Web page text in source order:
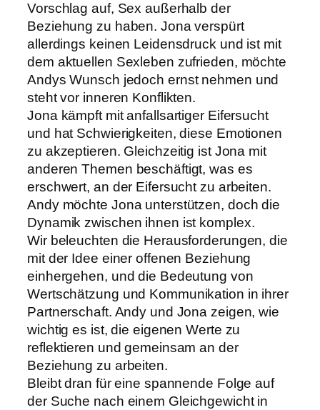
Vorschlag auf, Sex außerhalb der
Beziehung zu haben. Jona verspürt
allerdings keinen Leidensdruck und ist mit
dem aktuellen Sexleben zufrieden, möchte
Andys Wunsch jedoch ernst nehmen und
steht vor inneren Konflikten.
Jona kämpft mit anfallsartiger Eifersucht
und hat Schwierigkeiten, diese Emotionen
zu akzeptieren. Gleichzeitig ist Jona mit
anderen Themen beschäftigt, was es
erschwert, an der Eifersucht zu arbeiten.
Andy möchte Jona unterstützen, doch die
Dynamik zwischen ihnen ist komplex.
Wir beleuchten die Herausforderungen, die
mit der Idee einer offenen Beziehung
einhergehen, und die Bedeutung von
Wertschätzung und Kommunikation in ihrer
Partnerschaft. Andy und Jona zeigen, wie
wichtig es ist, die eigenen Werte zu
reflektieren und gemeinsam an der
Beziehung zu arbeiten.
Bleibt dran für eine spannende Folge auf
der Suche nach einem Gleichgewicht in